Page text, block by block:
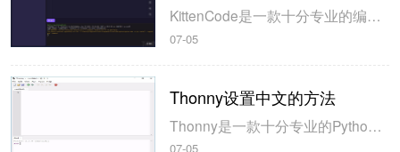
KittenCode是一款十分专业的编程软件，该软件给用户提供了可视化的操作界面，支持Python语言的编程开发以及第三方库管理，并且提供了很多实用的工具，功能十分强大。我们在使用这款软件进行编程开发的过程中，最基本、最常做的操作就是新建项目，因此我们很有必要掌握新建项目的方法。但是这款软件的专业性...
07-05
Thonny设置中文的方法
Thonny是一款十分专业的Python编辑软件，该软件界面清爽简单，给用户提供了丰富的编程工具，具备代码补全、语法错误显示等功能，非常的适合新手使用。该软件还支持多种语言，所以在下载这款软件的时候，有时候下载到电脑中的软件是英文版本的，这对于英语基础较差的小伙伴来说，使用这款软件就会变得十分困难，...
07-05